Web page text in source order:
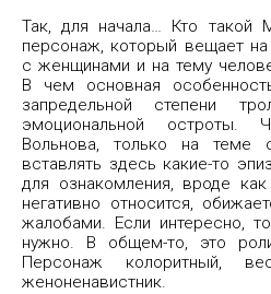
Так, для начала… Кто такой
персонаж, который вещает
с женщинами и на тему
В чем основная
запредельной степени
эмоциональной остроты.
Вольнова, только на теме
вставлять здесь какие-то
для ознакомления, вроде
негативно относится,
жалобами. Если интересно,
нужно. В общем-то, это
Персонаж колоритный,
женоненавистник.